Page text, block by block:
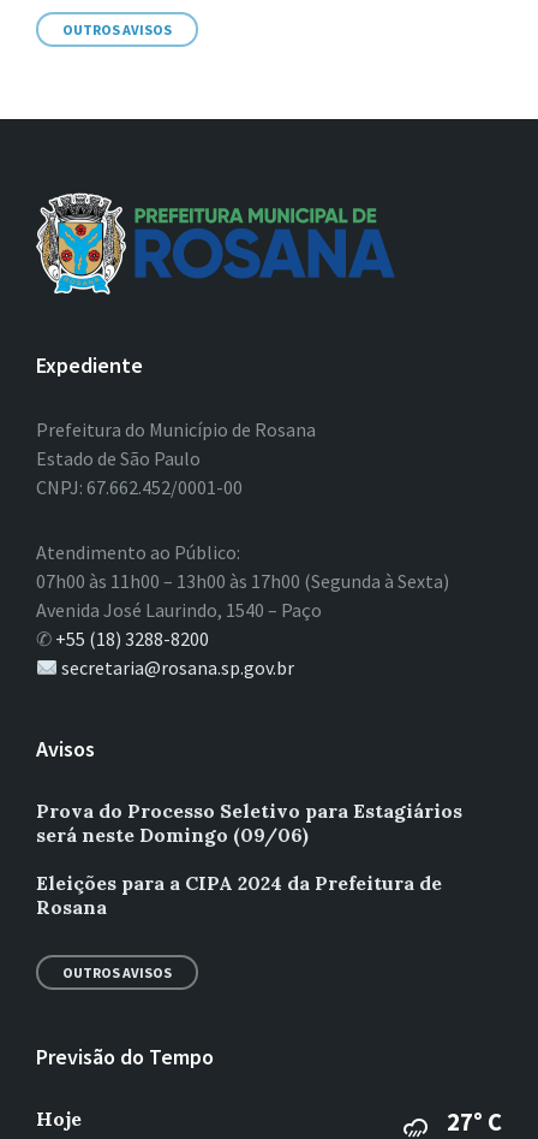
OUTROS AVISOS
Expediente
Prefeitura do Município de Rosana
Estado de São Paulo
CNPJ: 67.662.452/0001-00
Atendimento ao Público:
07h00 às 11h00 – 13h00 às 17h00 (Segunda à Sexta)
Avenida José Laurindo, 1540 – Paço
✆ +55 (18) 3288-8200
secretaria@rosana.sp.gov.br
Avisos
Prova do Processo Seletivo para Estagiários
será neste Domingo (09/06)
Eleições para a CIPA 2024 da Prefeitura de
Rosana
OUTROS AVISOS
Previsão do Tempo
Hoje 27° C